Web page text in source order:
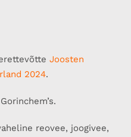
Joosten
2024.
reovee, joogivee,